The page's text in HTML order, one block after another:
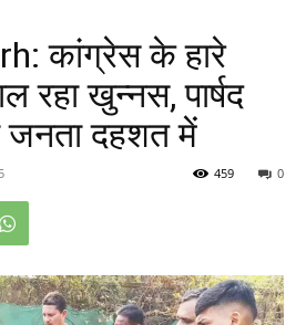
कांग्रेस के हारे
रहा खुन्नस, पार्षद
जनता दहशत में
0
459